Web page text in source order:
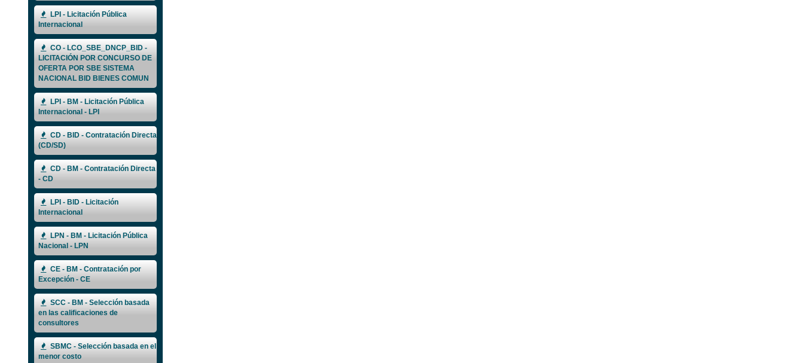
LPI - Licitación Pública
Internacional
CO - LCO_SBE_DNCP_BID -
LICITACIÓN POR CONCURSO DE
OFERTA POR SBE SISTEMA
NACIONAL BID BIENES COMUN
LPI - BM - Licitación Pública
Internacional - LPI
CD - BID - Contratación Directa
(CD/SD)
CD - BM - Contratación Directa
- CD
LPI - BID - Licitación
Internacional
LPN - BM - Licitación Pública
Nacional - LPN
CE - BM - Contratación por
Excepción - CE
SCC - BM - Selección basada
en las calificaciones de
consultores
SBMC - Selección basada en el
menor costo